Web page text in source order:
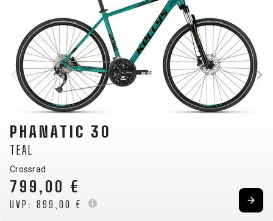
PHANATIC 30
TEAL
Crossrad
799,00 €
UVP: 899,00 €